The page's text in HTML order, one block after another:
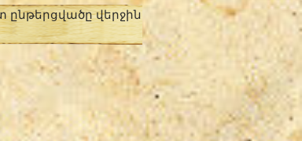
ընթերցվածը վերջին